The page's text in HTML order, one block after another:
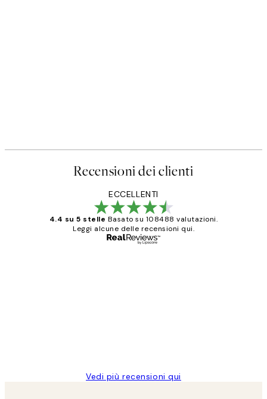
Recensioni dei clienti
ECCELLENTI
4.4 su 5 stelle Basato su 108488 valutazioni.
Leggi alcune delle recensioni qui.
Vedi più recensioni qui